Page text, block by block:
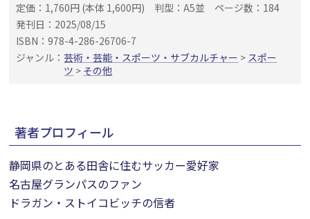
定価：1,760円 (本体 1,600円) 判型：A5並
ページ数：184
発刊日：2025/08/15
ISBN：978-4-286-26706-7
ジャンル：芸術・芸能・スポーツ・サブカルチャー > スポー
ツ > その他
著者プロフィール
静岡県のとある田舎に住むサッカー愛好家
名古屋グランパスのファン
ドラガン・ストイコビッチの信者